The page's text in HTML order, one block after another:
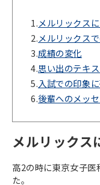
1.メルリックス
2.メルリックス
3.成績の変化
4.思い出のテキ
5.入試での印象
6.後輩へのメッ
メルリックス
高2の時に東京女子
た。